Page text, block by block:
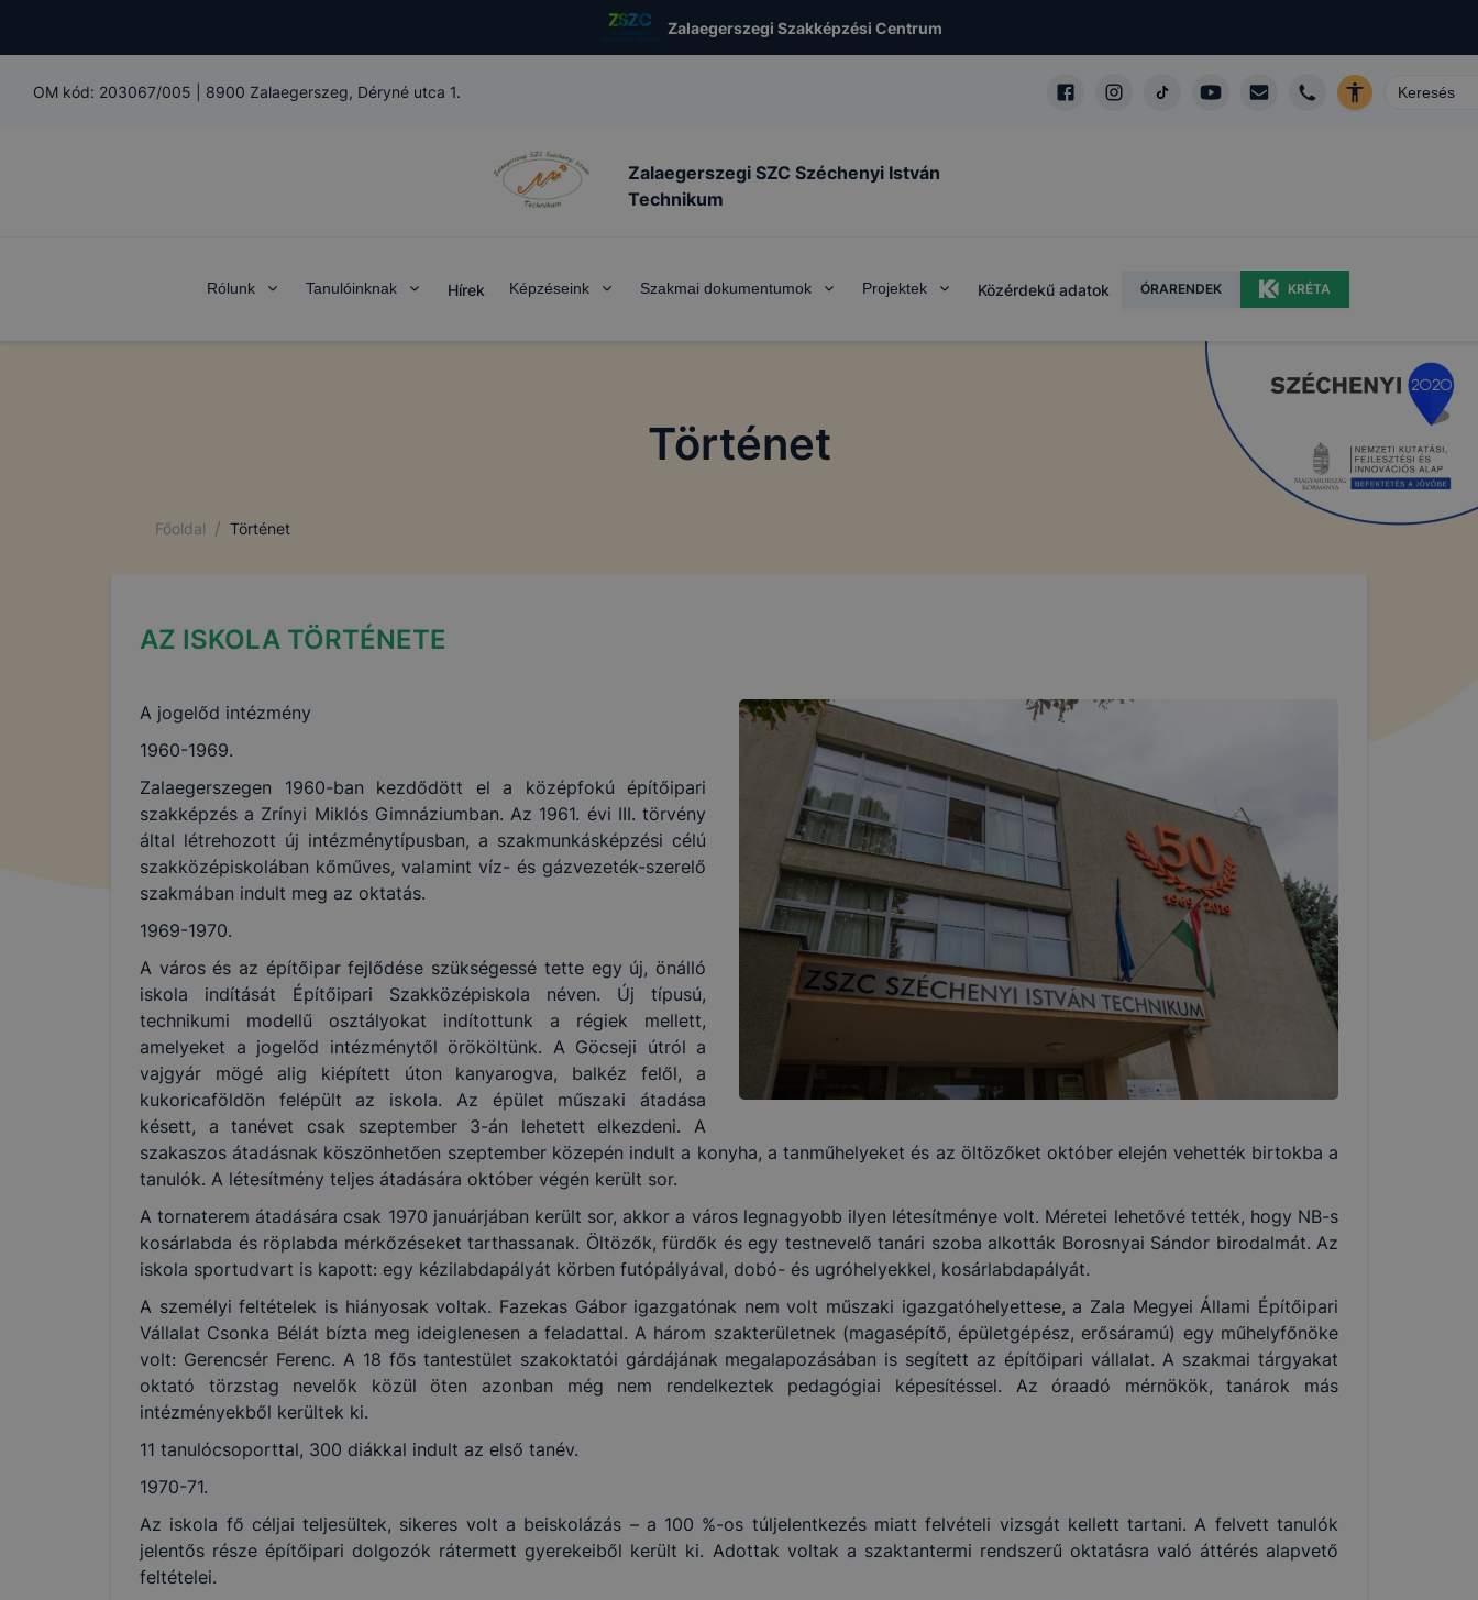
Zalaegerszegi Szakképzési Centrum
OM kód: 203067/005 8900 Zalaegerszeg, Déryné utca 1.
Zalaegerszegi SZC Széchenyi István
Technikum
Rólunk Tanulóinknak Hírek Képzéseink Szakmai dokumentumok Projektek Közérdekű adatok ÓRARENDEK KRÉTA
Történet
Főoldal / Történet
AZ ISKOLA TÖRTÉNETE
A jogelőd intézmény
1960-1969.
Zalaegerszegen 1960-ban kezdődött el a középfokú építőipari
szakképzés a Zrínyi Miklós Gimnáziumban. Az 1961. évi III. törvény
által létrehozott új intézménytípusban, a szakmunkásképzési célú
szakközépiskolában kőműves, valamint víz- és gázvezeték-szerelő
szakmában indult meg az oktatás.
1969-1970.
A város és az építőipar fejlődése szükségessé tette egy új, önálló
iskola indítását Építőipari Szakközépiskola néven. Új típusú,
technikumi modellű osztályokat indítottunk a régiek mellett,
amelyeket a jogelőd intézménytől örököltünk. A Göcseji útról a
vajgyár mögé alig kiépített úton kanyarogva, balkéz felől, a
kukoricaföldön felépült az iskola. Az épület műszaki átadása
késett, a tanévet csak szeptember 3-án lehetett elkezdeni. A
szakaszos átadásnak köszönhetően szeptember közepén indult a konyha, a tanműhelyeket és az öltözőket október elején vehették birtokba a
tanulók. A létesítmény teljes átadására október végén került sor.
A tornaterem átadására csak 1970 januárjában került sor, akkor a város legnagyobb ilyen létesítménye volt. Méretei lehetővé tették, hogy NB-s
kosárlabda és röplabda mérkőzéseket tarthassanak. Öltözők, fürdők és egy testnevelő tanári szoba alkották Borosnyai Sándor birodalmát. Az
iskola sportudvart is kapott: egy kézilabdapályát körben futópályával, dobó- és ugróhelyekkel, kosárlabdapályát.
A személyi feltételek is hiányosak voltak. Fazekas Gábor igazgatónak nem volt műszaki igazgatóhelyettese, a Zala Megyei Állami Építőipari
Vállalat Csonka Bélát bízta meg ideiglenesen a feladattal. A három szakterületnek (magasépítő, épületgépész, erősáramú) egy műhelyfőnöke
volt: Gerencsér Ferenc. A 18 fős tantestület szakoktatói gárdájának megalapozásában is segített az építőipari vállalat. A szakmai tárgyakat
oktató törzstag nevelők közül öten azonban még nem rendelkeztek pedagógiai képesítéssel. Az óraadó mérnökök, tanárok más
intézményekből kerültek ki.
11 tanulócsoporttal, 300 diákkal indult az első tanév.
1970-71.
Az iskola fő céljai teljesültek, sikeres volt a beiskolázás – a 100 %-os túljelentkezés miatt felvételi vizsgát kellett tartani. A felvett tanulók
jelentős része építőipari dolgozók rátermett gyerekeiből került ki. Adottak voltak a szaktantermi rendszerű oktatásra való áttérés alapvető
feltételei.